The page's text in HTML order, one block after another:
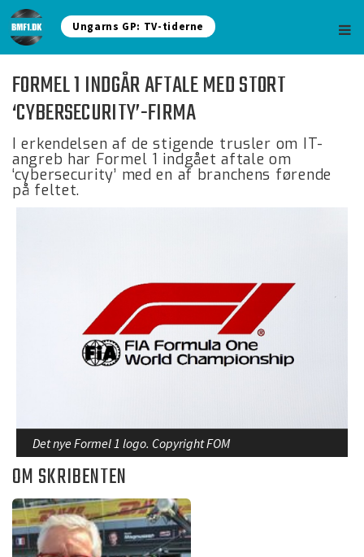
Ungarns GP: TV-tiderne
FORMEL 1 INDGÅR AFTALE MED STORT
‘CYBERSECURITY’-FIRMA
I erkendelsen af de stigende trusler om IT-
angreb har Formel 1 indgået aftale om
‘cybersecurity’ med en af branchens førende
på feltet.
Det nye Formel 1 logo. Copyright FOM
OM SKRIBENTEN